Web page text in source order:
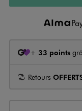
+ 33 points
Retours